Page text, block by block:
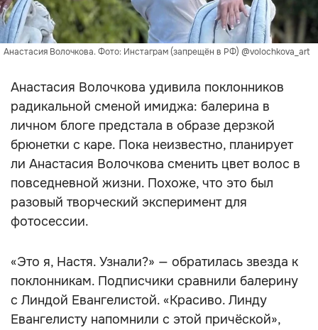
Анастасия Волочкова. Фото: Инстаграм (запрещён в РФ) @volochkova_art
Анастасия Волочкова удивила поклонников
радикальной сменой имиджа: балерина в
личном блоге предстала в образе дерзкой
брюнетки с каре. Пока неизвестно, планирует
ли Анастасия Волочкова сменить цвет волос в
повседневной жизни. Похоже, что это был
разовый творческий эксперимент для
фотосессии.
«Это я, Настя. Узнали?» — обратилась звезда к
поклонникам. Подписчики сравнили балерину
с Линдой Евангелистой. «Красиво. Линду
Евангелисту напомнили с этой причёской»,